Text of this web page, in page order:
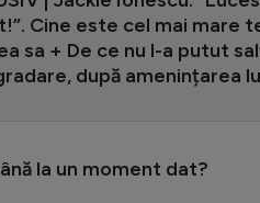
Cine este cel mai mare
sa + De ce nu l-a putut
după amenințarea
la un moment dat?